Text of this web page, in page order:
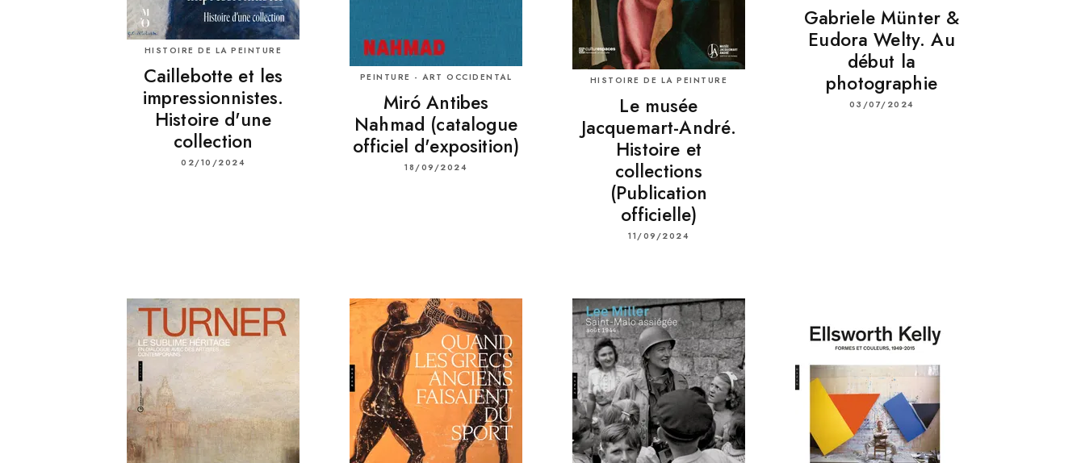
HISTOIRE DE LA PEINTURE
Caillebotte et les
impressionnistes.
Histoire d'une
collection
02/10/2024
PEINTURE - ART OCCIDENTAL
Miró Antibes
Nahmad (catalogue
officiel d'exposition)
18/09/2024
HISTOIRE DE LA PEINTURE
Le musée
Jacquemart-André.
Histoire et
collections
(Publication
officielle)
11/09/2024
Gabriele Münter &
Eudora Welty. Au
début la
photographie
03/07/2024